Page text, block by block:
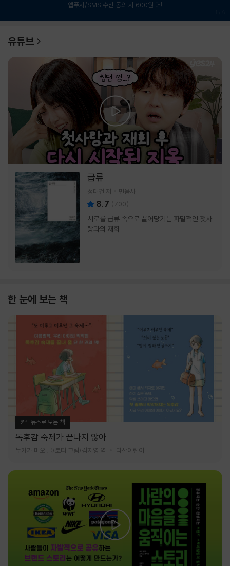
앱푸시/SMS 수신 동의 시 600원 더!
유튜브
급류
정대건 저 민음사
8.7 (700)
서로를 급류 속으로 끌어당기는 파멸적인 첫사
랑과의 재회
한 눈에 보는 책
카드뉴스로 보는 책
독후감 숙제가 끝나지 않아
누카가 미오 글/토티 그림/김지영 역 다산어린이